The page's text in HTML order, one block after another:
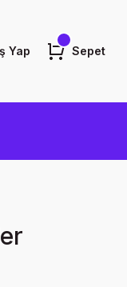
Yap Sepet